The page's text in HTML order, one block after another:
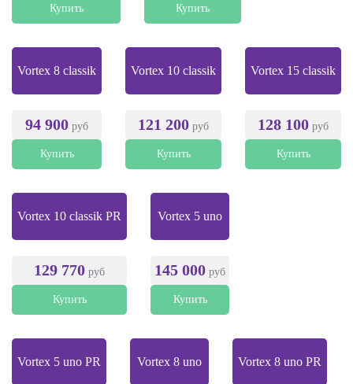
Купить Купить
Vortex 8 classik
94 900 руб
Купить
Vortex 10 classik
121 200 руб
Купить
Vortex 15 classik
128 100 руб
Купить
Vortex 10 classik PR
129 770 руб
Купить
Vortex 5 uno
145 000 руб
Купить
Vortex 5 uno PR Vortex 8 uno Vortex 8 uno PR